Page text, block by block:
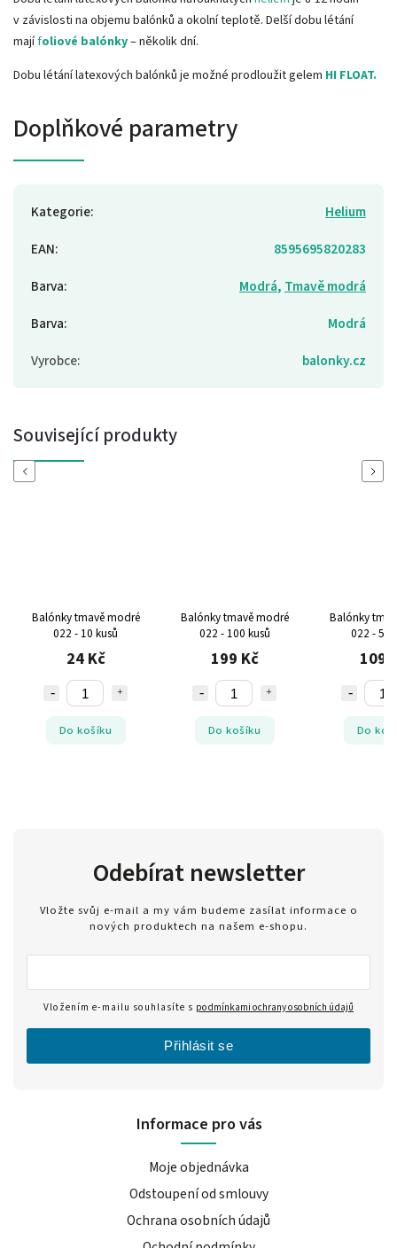
v závislosti na objemu balónků a okolní teplotě. Delší dobu létání
majífoliové balónky– několik dní.
Dobu létání latexových balónků je možné prodloužit gelem HI FLOAT.
Doplňkové parametry
Kategorie:
Helium
EAN:
8595695820283
Barva: Modrá, Tmavě modrá
Barva:
Modrá
Vyrobce: balonky.cz
Související produkty
Previous
Balónky tmavě modré
022 - 10 kusů
24 Kč
Do košíku
Balónky tmavě modré
022 - 100 kusů
199 Kč
Do košíku
Balónky
022 - 50
109
Do
Next
Informace pro vás
Moje objednávka
Odstoupení od smlouvy
Ochrana osobních údajů
Odebírat newsletter
Vložte svůj e-mail a my vám budeme zasílat informace o
nových produktech na našem e-shopu.
Vložením e-mailu souhlasíte s podmínkami ochrany osobních údajů
Přihlásit se